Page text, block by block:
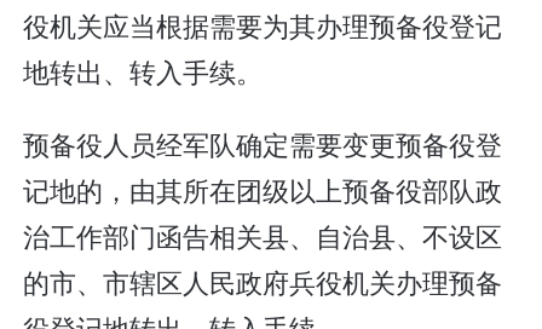
役机关应当根据需要为其办理预备役登记
地转出、转入手续。
预备役人员经军队确定需要变更预备役登
记地的，由其所在团级以上预备役部队政
治工作部门函告相关县、自治县、不设区
的市、市辖区人民政府兵役机关办理预备